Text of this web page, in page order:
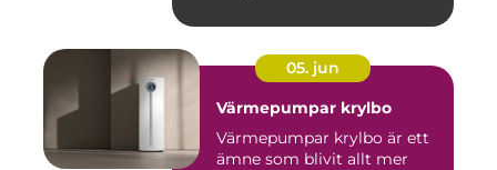
05. jun
Värmepumpar krylbo
Värmepumpar krylbo är ett
ämne som blivit allt mer